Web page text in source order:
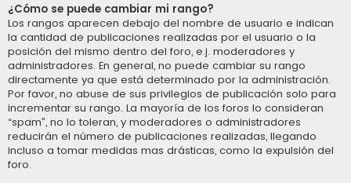
¿Cómo se puede cambiar mi rango?
Los rangos aparecen debajo del nombre de usuario e indican
la cantidad de publicaciones realizadas por el usuario o la
posición del mismo dentro del foro, e.j. moderadores y
administradores. En general, no puede cambiar su rango
directamente ya que está determinado por la administración.
Por favor, no abuse de sus privilegios de publicación solo para
incrementar su rango. La mayoría de los foros lo consideran
“spam”, no lo toleran, y moderadores o administradores
reducirán el número de publicaciones realizadas, llegando
incluso a tomar medidas mas drásticas, como la expulsión del
foro.